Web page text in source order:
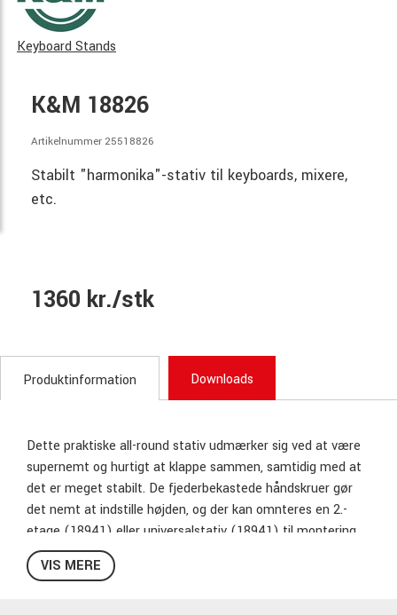
Keyboard Stands
K&M 18826
Artikelnummer 25518826
Stabilt "harmonika"-stativ til keyboards, mixere,
etc.
1360 kr./stk
Produktinformation Downloads
Dette praktiske all-round stativ udmærker sig ved at være
supernemt og hurtigt at klappe sammen, samtidig med at
det er meget stabilt. De fjederbekastede håndskruer gør
det nemt at indstille højden, og der kan omnteres en 2.-
etage (18941) eller universalstativ (18941) til montering
af f.eks. mikrofon- eller tablet-holder. Stativet kan også
udrustes med hjul (18806). Den ene gummifod kan drejes,
VIS MERE